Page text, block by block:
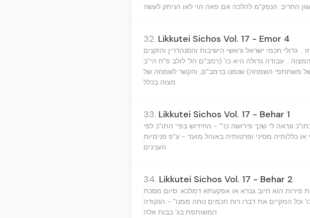
החריב: הנפק"מ להלכה אם פאה הוי לאו הניתק לעשה
32. Likkutei Sichos Vol. 17 - Emor 4
חכמי ישראל וראשי הישיבות והסנהדרין והזקנים
.. עבודה גדולה היא כו' (רמב"ם הל' לולב פ"ח הי"ב
משתתפי השמחה) שנמנו ברמב"ם, והקשר לשמחה של
מצוה בכלל
33. Likkutei Sichos Vol. 17 - Behar 1
ונראה לי שכך פירושה כו'" - החידוש בפי' התו"כ לפי
כללותיה מסיני ופרטותיה באוהל מועד - ע"פ פנימיות
הענינים
34. Likkutei Sichos Vol. 17 - Behar 2
פירות הוא חיוב גברא או אפקעתא דמלכא: סיום מסכת
וכל המקיים את דברו רוח חכמים נוחה ממנו" - הנקודה
המשותפת בג' בבות אלה